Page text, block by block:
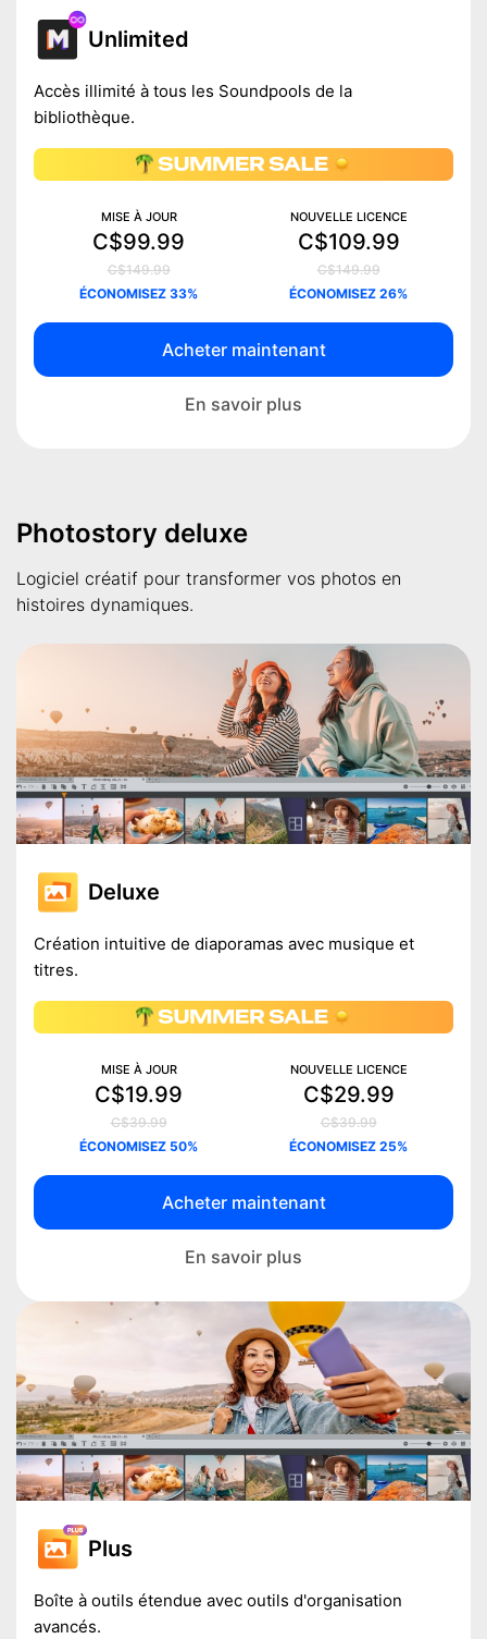
Unlimited
Accès illimité à tous les Soundpools de la
bibliothèque.
MISE À JOUR
C$99.99
C$149.99
ÉCONOMISEZ 33%
NOUVELLE LICENCE
C$109.99
C$149.99
ÉCONOMISEZ 26%
Acheter maintenant
En savoir plus
Photostory deluxe
Logiciel créatif pour transformer vos photos en
histoires dynamiques.
Deluxe
Création intuitive de diaporamas avec musique et
titres.
MISE À JOUR
C$19.99
C$39.99
ÉCONOMISEZ 50%
NOUVELLE LICENCE
C$29.99
C$39.99
ÉCONOMISEZ 25%
Acheter maintenant
En savoir plus
Plus
Boîte à outils étendue avec outils d'organisation
avancés.